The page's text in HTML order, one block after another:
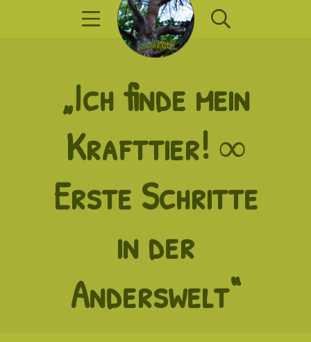
Mobile Menü
„Ich finde mein
Krafttier! ∞
Erste Schritte
in der
Anderswelt“